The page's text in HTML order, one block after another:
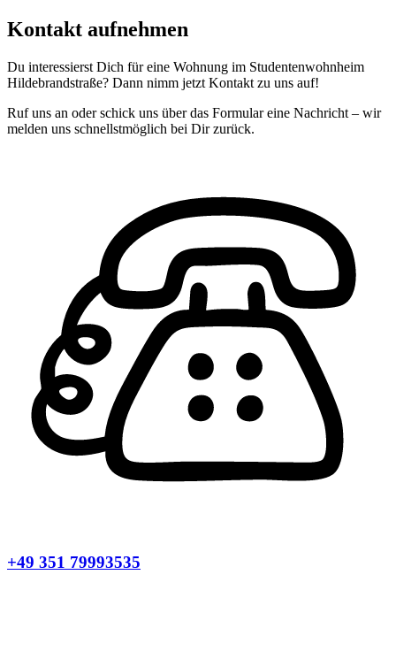
Kontakt aufnehmen
Du interessierst Dich für eine Wohnung im Studentenwohnheim
Hildebrandstraße? Dann nimm jetzt Kontakt zu uns auf!
Ruf uns an oder schick uns über das Formular eine Nachricht – wir
melden uns schnellstmöglich bei Dir zurück.
+49 351 79993535